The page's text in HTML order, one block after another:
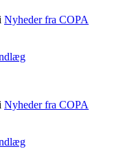
Nyheder fra COPA
Nyheder fra COPA